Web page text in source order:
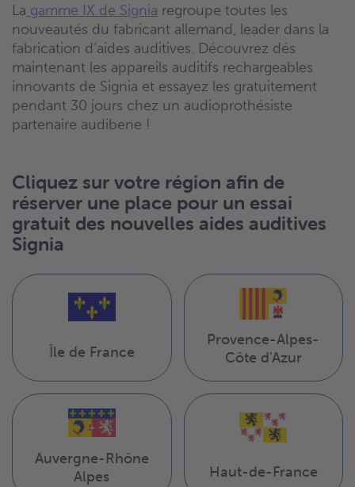
La gamme IX de Signia regroupe toutes les
nouveautés du fabricant allemand, leader dans la
fabrication d’aides auditives. Découvrez dés
maintenant les appareils auditifs rechargeables
innovants de Signia et essayez les gratuitement
pendant 30 jours chez un audioprothésiste
partenaire audibene !
Cliquez sur votre région afin de
réserver une place pour un essai
gratuit des nouvelles aides auditives
Signia
Île de France
Provence-Alpes-
Côte d'Azur
Auvergne-Rhône
Alpes
Haut-de-France